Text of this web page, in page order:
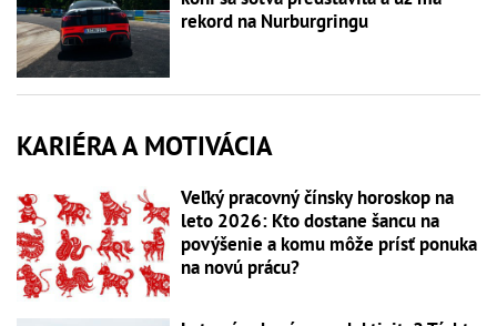
rekord na Nurburgringu
KARIÉRA A MOTIVÁCIA
Veľký pracovný čínsky horoskop na
leto 2026: Kto dostane šancu na
povýšenie a komu môže prísť ponuka
na novú prácu?